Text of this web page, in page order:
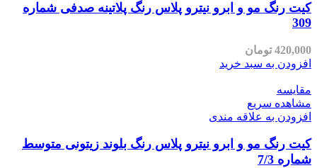
کیت رنگ مو و ابرو نیترو پلاس رنگ پلاتینه صدفی شماره
309
420,000 تومان
افزودن به سبد خرید
مقایسه
مشاهده سریع
افزودن به علاقه مندی
کیت رنگ مو و ابرو نیترو پلاس رنگ بلوند زیتونی متوسط
شماره 7/3